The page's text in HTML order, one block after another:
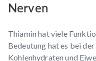
Nerven
Thiamin hat viele
Bedeutung hat es bei
Kohlenhydraten und